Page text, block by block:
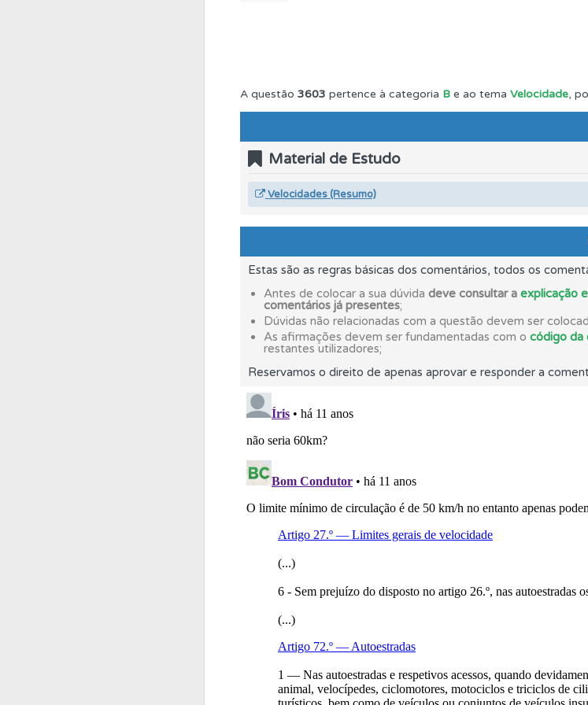
Perfil Saiba no seu perfil se já está preparado para ir a
Biblioteca Consulte o código da estrada na nossa
Consulte as suas estatísticas no seu perfil.
Consulte aqui todas as questões que usamos na
Perfil Tem um histórico dos seus testes no seu perfil.
Biblioteca Consulte a biblioteca para tirar dúvidas e ver
Testemunhos
Conta Crie uma conta para ter acesso às suas estatísticas
A questão 3603 pertence à categoria B e ao tema Velocidade,
Material de Estudo
Velocidades (Resumo)
Estas são as regras básicas dos comentários, todos os
Antes de colocar a sua dúvida deve consultar a explicação
comentários já presentes;
Dúvidas não relacionadas com a questão devem ser
As afirmações devem ser fundamentadas com o código da
restantes utilizadores;
Reservamos o direito de apenas aprovar e responder a